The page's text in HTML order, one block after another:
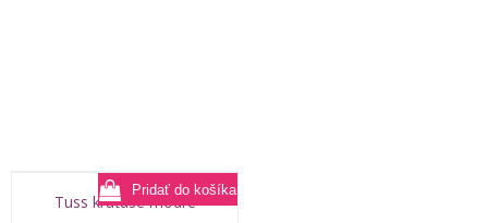
Tuss kraťase modré